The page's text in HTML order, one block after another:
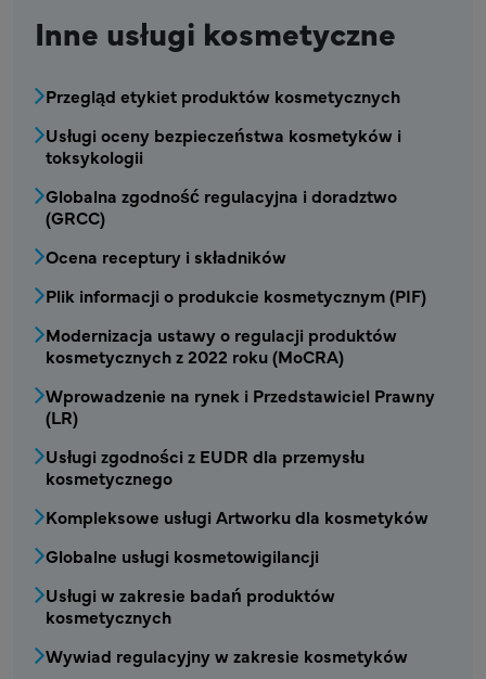
Inne usługi kosmetyczne
COS - Menu usług kosmetycznych1
Przegląd etykiet produktów kosmetycznych
Usługi oceny bezpieczeństwa kosmetyków i
toksykologii
Globalna zgodność regulacyjna i doradztwo
(GRCC)
Ocena receptury i składników
Plik informacji o produkcie kosmetycznym (PIF)
Modernizacja ustawy o regulacji produktów
kosmetycznych z 2022 roku (MoCRA)
Wprowadzenie na rynek i Przedstawiciel Prawny
(LR)
Usługi zgodności z EUDR dla przemysłu
kosmetycznego
COS - Menu usług kosmetycznych 2
Kompleksowe usługi Artworku dla kosmetyków
Globalne usługi kosmetowigilancji
Usługi w zakresie badań produktów
kosmetycznych
Wywiad regulacyjny w zakresie kosmetyków